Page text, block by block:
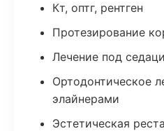
Кт, оптг, рентген
Протезирование
Лечение под
Ортодонтическое
элайнерами
Эстетическая